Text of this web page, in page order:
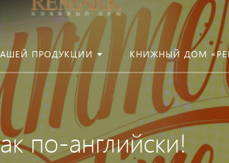
ПРОДУКЦИИ КНИЖНЫЙ ДОМ
по-английски!